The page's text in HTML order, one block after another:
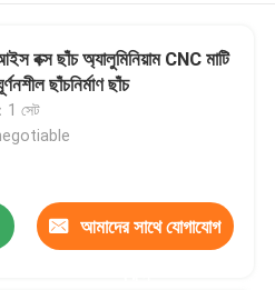
বক্স ছাঁচ অ্যালুমিনিয়াম CNC মাটি
ছাঁচনির্মাণ ছাঁচ
1 সেট
আমাদের সাথে যোগাযোগ